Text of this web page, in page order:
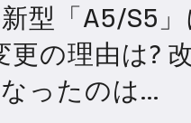
1030 Money1265
型「A5/S5」
更の理由は?
ったのは…